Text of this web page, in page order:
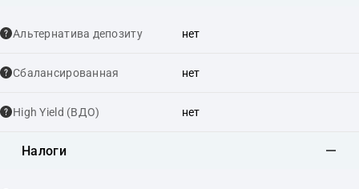
Альтернатива депозиту нет
Сбалансированная нет
High Yield (ВДО) нет
Налоги